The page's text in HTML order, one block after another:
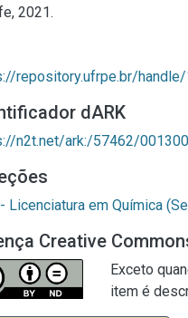
2021.
repository.ufrpe.br/
dARK
n2t.net/ark:/57462/
Licenciatura em Química
Creative
Exceto
item é